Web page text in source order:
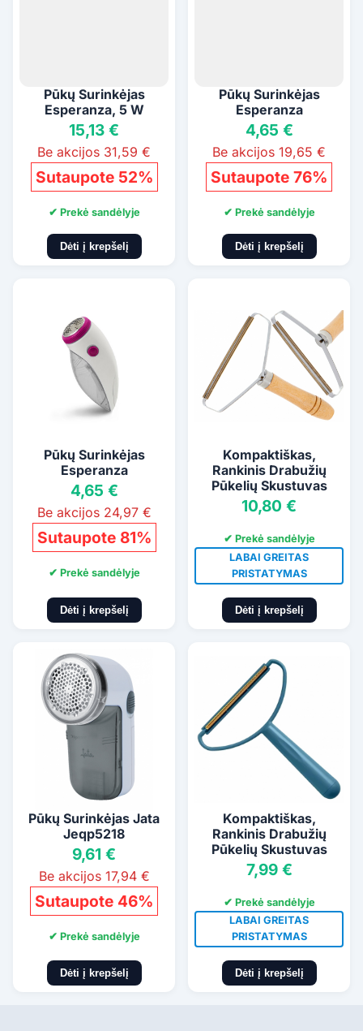
Pūkų Surinkėjas
Esperanza, 5 W
15,13 €
Be akcijos 31,59 €
Sutaupote 52%
✔ Prekė sandėlyje
Dėti į krepšelį
Pūkų Surinkėjas
Esperanza
4,65 €
Be akcijos 19,65 €
Sutaupote 76%
✔ Prekė sandėlyje
Dėti į krepšelį
Pūkų Surinkėjas
Esperanza
4,65 €
Be akcijos 24,97 €
Sutaupote 81%
✔ Prekė sandėlyje
Dėti į krepšelį
Kompaktiškas,
Rankinis Drabužių
Pūkelių Skustuvas
10,80 €
✔ Prekė sandėlyje
LABAI GREITAS
PRISTATYMAS
Dėti į krepšelį
Pūkų Surinkėjas Jata
Jeqp5218
9,61 €
Be akcijos 17,94 €
Sutaupote 46%
✔ Prekė sandėlyje
Dėti į krepšelį
Kompaktiškas,
Rankinis Drabužių
Pūkelių Skustuvas
7,99 €
✔ Prekė sandėlyje
LABAI GREITAS
PRISTATYMAS
Dėti į krepšelį